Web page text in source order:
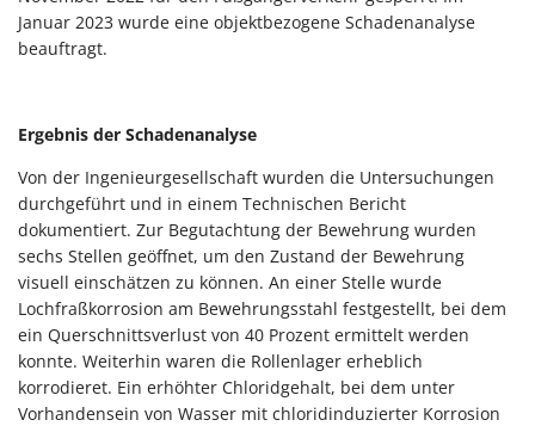
Januar 2023 wurde eine objektbezogene Schadenanalyse
beauftragt.
Ergebnis der Schadenanalyse
Von der Ingenieurgesellschaft wurden die Untersuchungen
durchgeführt und in einem Technischen Bericht
dokumentiert. Zur Begutachtung der Bewehrung wurden
sechs Stellen geöffnet, um den Zustand der Bewehrung
visuell einschätzen zu können. An einer Stelle wurde
Lochfraßkorrosion am Bewehrungsstahl festgestellt, bei dem
ein Querschnittsverlust von 40 Prozent ermittelt werden
konnte. Weiterhin waren die Rollenlager erheblich
korrodieret. Ein erhöhter Chloridgehalt, bei dem unter
Vorhandensein von Wasser mit chloridinduzierter Korrosion